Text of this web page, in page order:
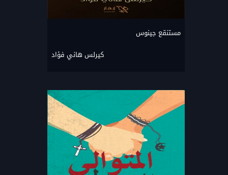
مستنقع جينوس
كيرلس هاني فؤاد